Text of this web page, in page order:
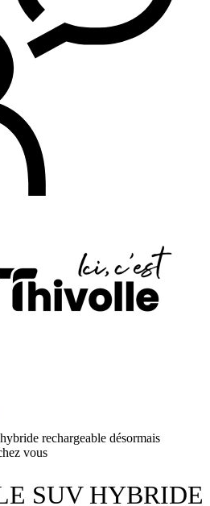
rechargeable désormais
vous
SUV HYBRIDE